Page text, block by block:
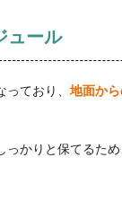
ュール
ており、 地面か
かりと保てるた